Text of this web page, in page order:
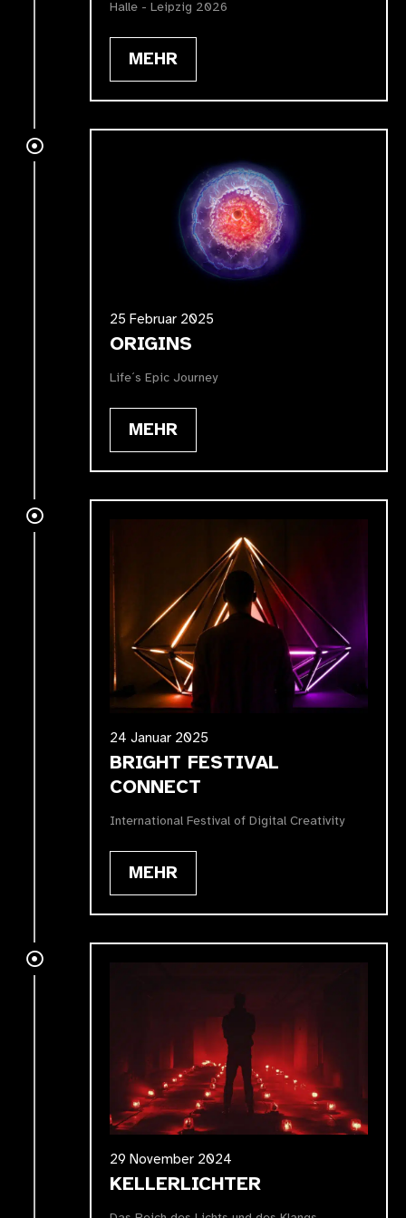
Halle - Leipzig 2026
MEHR
25 Februar 2025
ORIGINS
Life´s Epic Journey
MEHR
24 Januar 2025
BRIGHT FESTIVAL
CONNECT
International Festival of Digital Creativity
MEHR
29 November 2024
KELLERLICHTER